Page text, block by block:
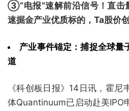
③“电报”速解前沿信号！直击
速掘金产业优质标的，Ta股价
产业事件锚定：捕捉全球量
道
《科创板日报》14日讯，霍尼
体Quantinuum已启动赴美IPO